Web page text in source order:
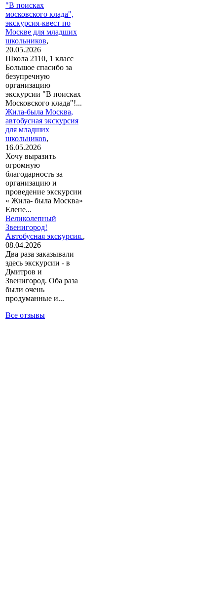
"В поисках
московского клада",
экскурсия-квест по
Москве для младших
школьников,
20.05.2026
Школа 2110, 1 класс
Большое спасибо за
безупречную
организацию
экскурсии "В поисках
Московского клада"!...
Жила-была Москва,
автобусная экскурсия
для младших
школьников,
16.05.2026
Хочу выразить
огромную
благодарность за
организацию и
проведение экскурсии
« Жила- была Москва»
Елене...
Великолепный
Звенигород!
Автобусная экскурсия.,
08.04.2026
Два раза заказывали
здесь экскурсии - в
Дмитров и
Звенигород. Оба раза
были очень
продуманные и...
Все отзывы